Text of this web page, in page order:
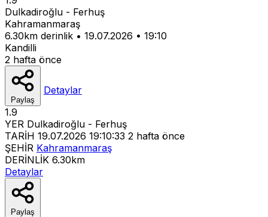
Dulkadiroğlu - Ferhuş
Kahramanmaraş
6.30km derinlik • 19.07.2026 • 19:10
Kandilli
2 hafta önce
Paylaş
Detaylar
1.9
YER Dulkadiroğlu - Ferhuş
TARİH 19.07.2026 19:10:33 2 hafta önce
ŞEHİR Kahramanmaraş
DERİNLİK 6.30km
Detaylar
Paylaş